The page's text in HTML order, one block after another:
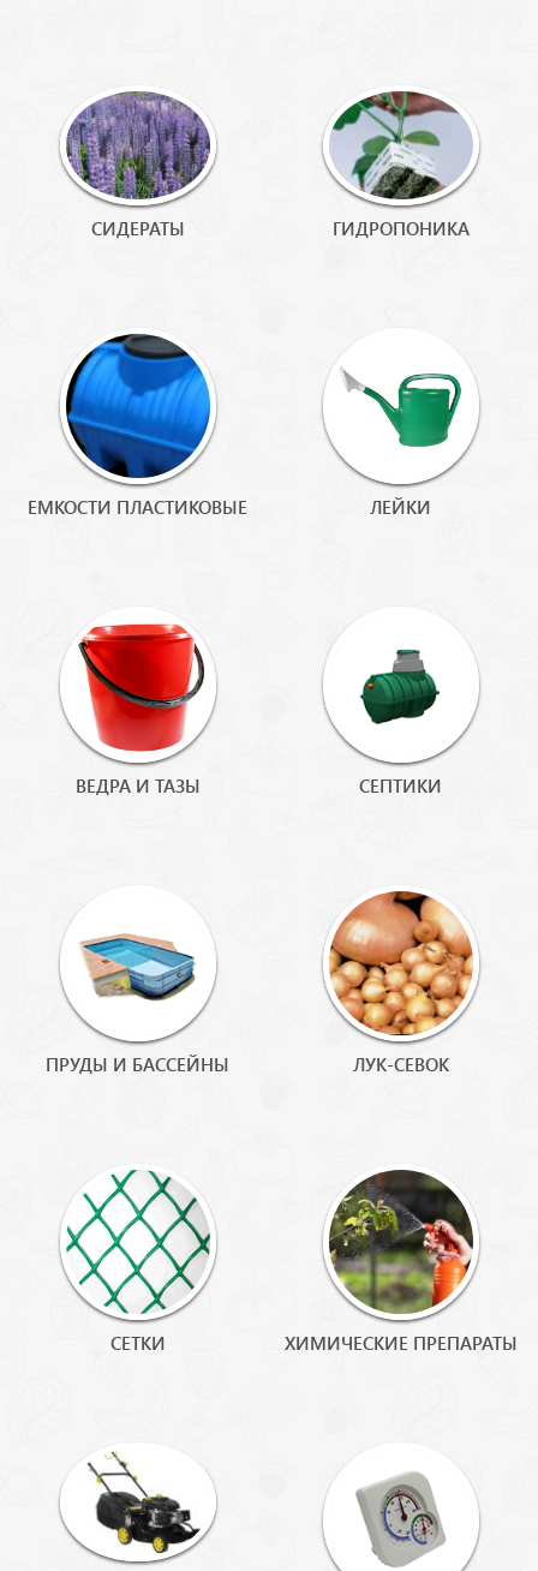
СИДЕРАТЫ ГИДРОПОНИКА
ЕМКОСТИ ПЛАСТИКОВЫЕ ЛЕЙКИ
ВЕДРА И ТАЗЫ СЕПТИКИ
ПРУДЫ И БАССЕЙНЫ ЛУК-СЕВОК
СЕТКИ ХИМИЧЕСКИЕ ПРЕПАРАТЫ